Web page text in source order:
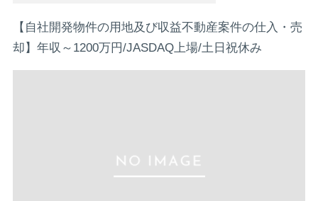
【自社開発物件の用地及び収益不動産案件の仕入・売
却】年収～1200万円/JASDAQ上場/土日祝休み